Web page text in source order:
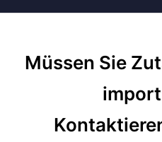
Müssen Sie